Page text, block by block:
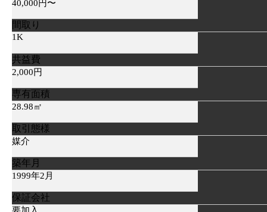
40,000円〜
間取り
1K
共益費
2,000円
専有面積
28.98㎡
取引態様
媒介
築年月
1999年2月
保証会社
要加入